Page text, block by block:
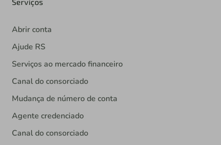
Abrir conta
Ajude RS
Serviços ao mercado financeiro
Canal do consorciado
Mudança de número de conta
Agente credenciado
Canal do consorciado